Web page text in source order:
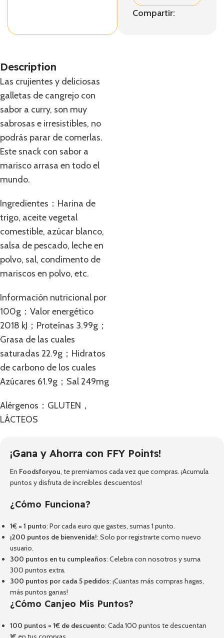
Compartir:
Description
Las crujientes y deliciosas
galletas de cangrejo con
sabor a curry, son muy
sabrosas e irresistibles, no
podrás parar de comerlas.
Este snack con sabor a
marisco arrasa en todo el
mundo.
Ingredientes：Harina de
trigo, aceite vegetal
comestible, azúcar blanco,
salsa de pescado, leche en
polvo, sal, condimento de
mariscos en polvo, etc.
Información nutricional por
100g：Valor energético
2018 kJ；Proteínas 3.99g；
Grasa de las cuales
saturadas 22.9g；Hidratos
de carbono de los cuales
Azúcares 61.9g；Sal 249mg
Alérgenos：GLUTEN，
LÁCTEOS
¡Gana y Ahorra con FFY Points!
En Foodsforyou, te premiamos cada vez que compras. ¡Acumula
puntos y disfruta de increíbles descuentos!
¿Cómo Funciona?
1€ = 1 punto: Por cada euro que gastes, sumas 1 punto.
¡200 puntos de bienvenida!: Solo por registrarte como nuevo
usuario.
300 puntos en tu cumpleaños: Celebra con nosotros y suma
300 puntos extra.
300 puntos por cada 5 pedidos: ¡Cuantas más compras hagas,
más puntos ganas!
¿Cómo Canjeo Mis Puntos?
100 puntos = 1€ de descuento: Cada 100 puntos te descuentan